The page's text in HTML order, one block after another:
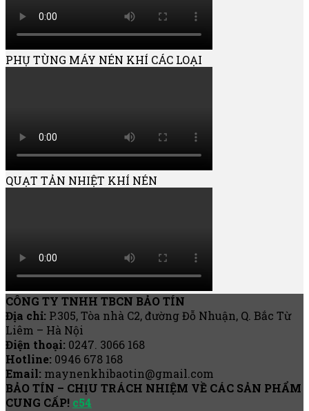
PHỤ TÙNG MÁY NÉN KHÍ CÁC LOẠI
QUẠT TẢN NHIỆT KHÍ NÉN
CÔNG TY TNHH TBCN BẢO TÍN
Địa chỉ: P.305, Tòa nhà C2, đường Đỗ Nhuận, Q. Bắc Từ
Liêm – Hà Nội
Điện thoại: 0247. 3066 168
Hotline: 0946 678 168
Email: maynenkhibaotin@gmail.com
BẢO TÍN – CHỊU TRÁCH NHIỆM VỀ CÁC SẢN PHẨM
CUNG CẤP! c54